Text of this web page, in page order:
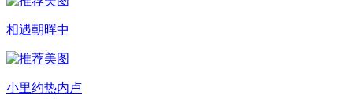
相遇朝晖中
小里约热内卢